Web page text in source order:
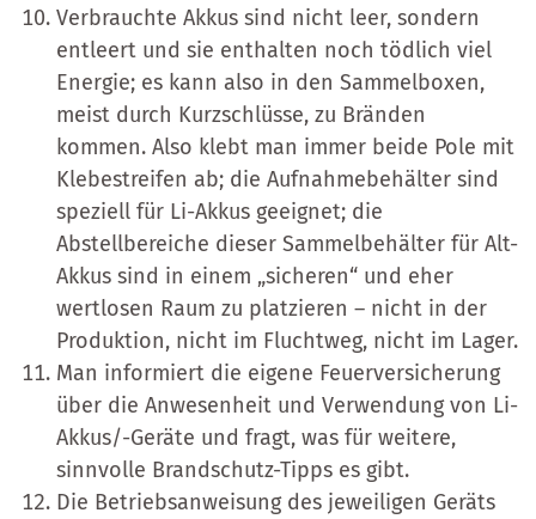
Verbrauchte Akkus sind nicht leer, sondern
entleert und sie enthalten noch tödlich viel
Energie; es kann also in den Sammelboxen,
meist durch Kurzschlüsse, zu Bränden
kommen. Also klebt man immer beide Pole mit
Klebestreifen ab; die Aufnahmebehälter sind
speziell für Li-Akkus geeignet; die
Abstellbereiche dieser Sammelbehälter für Alt-
Akkus sind in einem „sicheren“ und eher
wertlosen Raum zu platzieren – nicht in der
Produktion, nicht im Fluchtweg, nicht im Lager.
Man informiert die eigene Feuerversicherung
über die Anwesenheit und Verwendung von Li-
Akkus/-Geräte und fragt, was für weitere,
sinnvolle Brandschutz-Tipps es gibt.
Die Betriebsanweisung des jeweiligen Geräts